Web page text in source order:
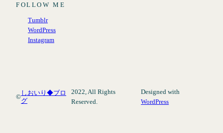
FOLLOW ME
Tumblr
WordPress
Instagram
©
しおいり◆ブロ
グ
2022, All Rights
Reserved.
Designed with
WordPress